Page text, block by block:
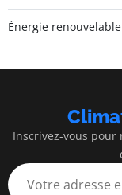
Énergie renouvelable
Inscrivez-vous